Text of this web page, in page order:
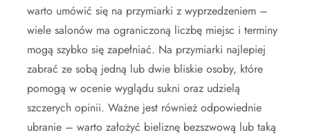
warto umówić się na przymiarki z wyprzedzeniem –
wiele salonów ma ograniczoną liczbę miejsc i terminy
mogą szybko się zapełniać. Na przymiarki najlepiej
zabrać ze sobą jedną lub dwie bliskie osoby, które
pomogą w ocenie wyglądu sukni oraz udzielą
szczerych opinii. Ważne jest również odpowiednie
ubranie – warto założyć bieliznę bezszwową lub taką